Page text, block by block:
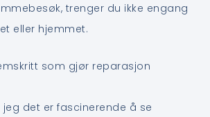
trenger du ikke engang
eller hjemmet.
som gjør reparasjon
jeg det er fascinerende å se